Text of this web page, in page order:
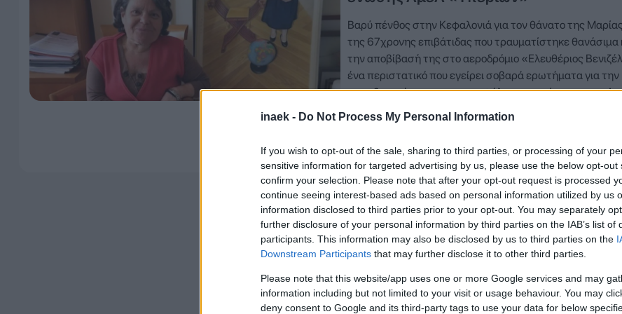
inaek - Do Not Process My Personal Information
If you wish to opt-out of the sale, sharing to third parties, or processing of your
sensitive information for targeted advertising by us, please use the below opt-out
confirm your selection. Please note that after your opt-out request is processed
continue seeing interest-based ads based on personal information utilized by us
information disclosed to third parties prior to your opt-out. You may separately
further disclosure of your personal information by third parties on the IAB’s list of
participants. This information may also be disclosed by us to third parties on the
Downstream Participants that may further disclose it to other third parties.
Please note that this website/app uses one or more Google services and may
information including but not limited to your visit or usage behaviour. You may
deny consent to Google and its third-party tags to use your data for below
Βαρύ πένθος στην Κεφαλονιά για τον θάνατο της
της 67χρονης επιβάτιδας που τραυματίστηκε θανάσιμα
την αποβίβασή της στο αεροδρόμιο «Ελευθέριος
ένα περιστατικό που εγείρει σοβαρά ερωτήματα για την
προσβασιμότητα και την ασφάλεια μετακίνησης των
Μαρία Λαδά, ιδρυτικό μέλος της ένωσης ΑμεΑ…